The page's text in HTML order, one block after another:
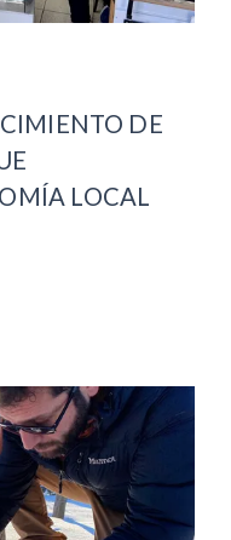
DE
LOCAL